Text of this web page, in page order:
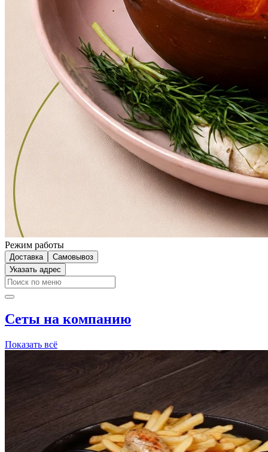
Режим работы
Доставка
Самовывоз
Указать адрес
Сеты на компанию
Показать всё